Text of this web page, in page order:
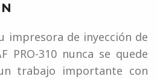
impresora de inyección de
PRO-310 nunca se quede
trabajo importante con